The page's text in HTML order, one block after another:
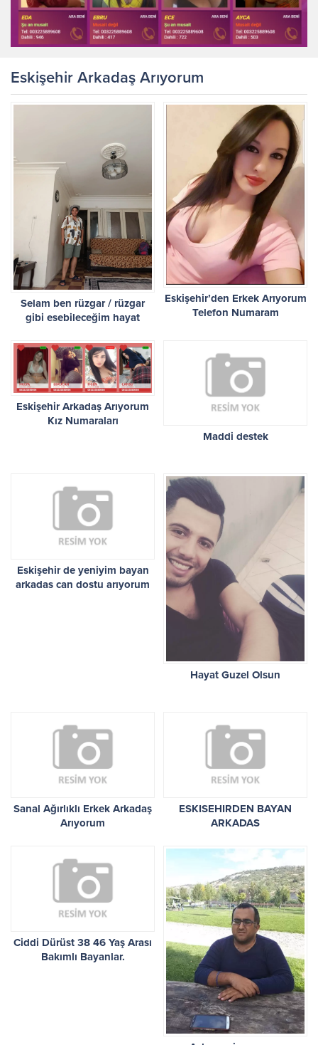
Eskişehir Arkadaş Arıyorum
Selam ben rüzgar / rüzgar
gibi esebileceğim hayat
Eskişehir’den Erkek Arıyorum
Telefon Numaram
Eskişehir Arkadaş Arıyorum
Kız Numaraları
Maddi destek
Eskişehir de yeniyim bayan
arkadas can dostu arıyorum
Hayat Guzel Olsun
Sanal Ağırlıklı Erkek Arkadaş
Arıyorum
ESKISEHIRDEN BAYAN
ARKADAS
Ciddi Dürüst 38 46 Yaş Arası
Bakımlı Bayanlar.